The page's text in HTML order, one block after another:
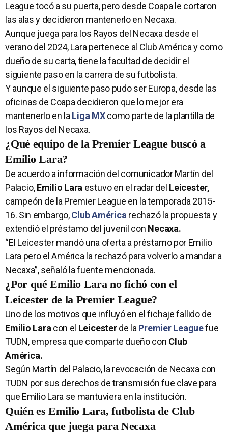
League tocó a su puerta, pero desde Coapa le cortaron
las alas y decidieron mantenerlo en Necaxa.
Aunque juega para los Rayos del Necaxa desde el
verano del 2024, Lara pertenece al Club América y como
dueño de su carta, tiene la facultad de decidir el
siguiente paso en la carrera de su futbolista.
Y aunque el siguiente paso pudo ser Europa, desde las
oficinas de Coapa decidieron que lo mejor era
mantenerlo en laLiga MX como parte de la plantilla de
los Rayos del Necaxa.
¿Qué equipo de la Premier League buscó a
Emilio Lara?
De acuerdo a información del comunicador Martín del
Palacio,Emilio Lara estuvo en el radar del Leicester,
campeón de la Premier League en la temporada 2015-
16. Sin embargo,Club Américarechazó la propuesta y
extendió el préstamo del juvenil con Necaxa.
“El Leicester mandó una oferta a préstamo por Emilio
Lara pero el América la rechazó para volverlo a mandar a
Necaxa”, señaló la fuente mencionada.
¿Por qué Emilio Lara no fichó con el
Leicester de la Premier League?
Uno de los motivos que influyó en el fichaje fallido de
Emilio Laracon el Leicesterde laPremier Leaguefue
TUDN, empresa que comparte dueño con Club
América.
Según Martín del Palacio, la revocación de Necaxa con
TUDN por sus derechos de transmisión fue clave para
que Emilio Lara se mantuviera en la institución.
Quién es Emilio Lara, futbolista de Club
América que juega para Necaxa